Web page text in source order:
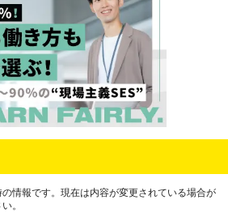
情報です。現在は内容が変更されている場合が
。